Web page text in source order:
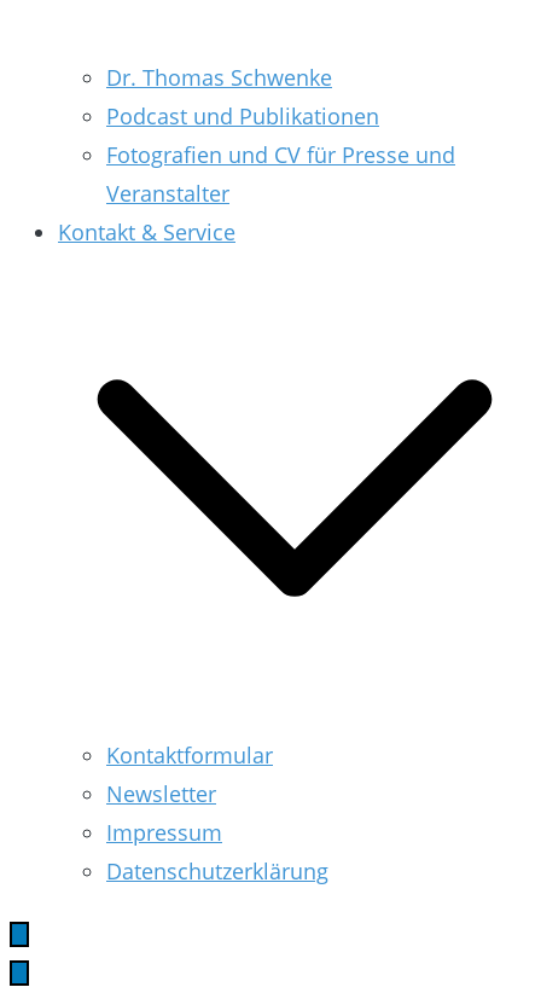
Dr. Thomas Schwenke
Podcast und Publikationen
Fotografien und CV für Presse und
Veranstalter
Kontakt & Service
Kontaktformular
Newsletter
Impressum
Datenschutzerklärung